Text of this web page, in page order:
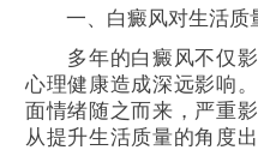
一、白癜风对生活质
多年的白癜风不仅影
心理健康造成深远影响
面情绪随之而来，严重
从提升生活质量的角度